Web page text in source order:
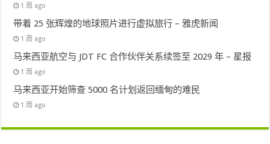
1 周 ago
带着 25 张辉煌的地球照片进行虚拟旅行 – 雅虎新闻
1 周 ago
马来西亚航空与 JDT FC 合作伙伴关系续签至 2029 年 – 星报
1 周 ago
马来西亚开始筛查 5000 名计划返回缅甸的难民
1 周 ago